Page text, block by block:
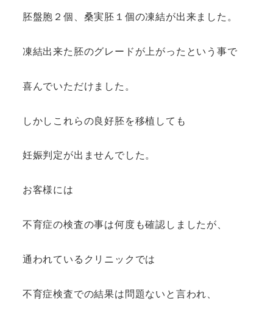
胚盤胞２個、桑実胚１個の凍結が出来ました。
凍結出来た胚のグレードが上がったという事で
喜んでいただけました。
しかしこれらの良好胚を移植しても
妊娠判定が出ませんでした。
お客様には
不育症の検査の事は何度も確認しましたが、
通われているクリニックでは
不育症検査での結果は問題ないと言われ、